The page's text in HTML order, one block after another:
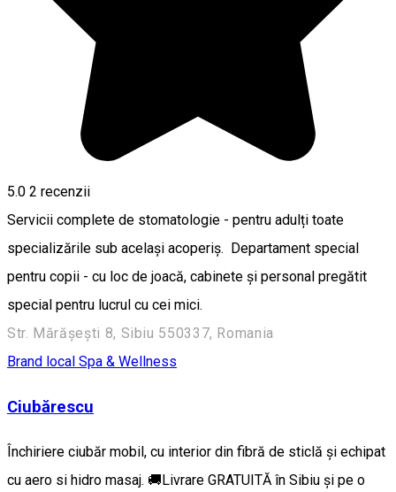
5.0 2 recenzii
Servicii complete de stomatologie - pentru adulți toate
specializările sub același acoperiș. Departament special
pentru copii - cu loc de joacă, cabinete și personal pregătit
special pentru lucrul cu cei mici.
Str. Mărășești 8, Sibiu 550337, Romania
Brand local Spa & Wellness
Ciubărescu
Închiriere ciubăr mobil, cu interior din fibră de sticlă și echipat
cu aero si hidro masaj. 🚚Livrare GRATUITĂ în Sibiu și pe o